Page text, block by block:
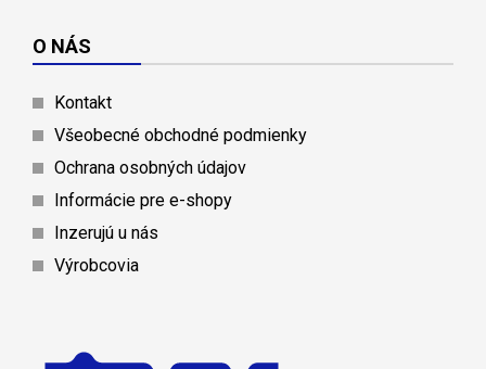
O NÁS
Kontakt
Všeobecné obchodné podmienky
Ochrana osobných údajov
Informácie pre e-shopy
Inzerujú u nás
Výrobcovia